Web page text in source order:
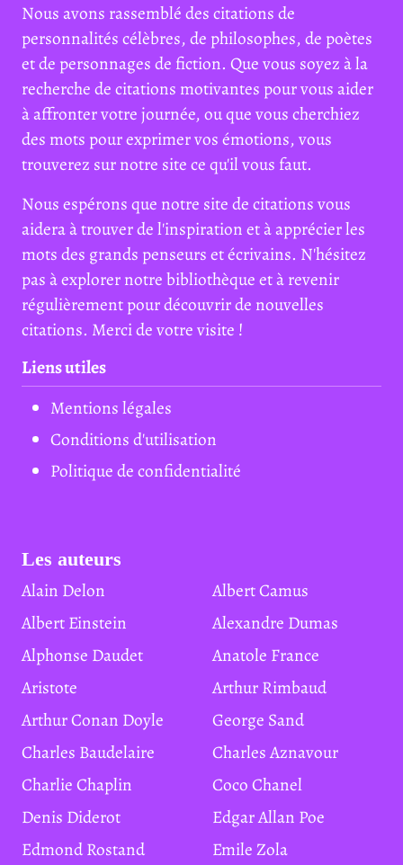
Nous avons rassemblé des citations de
personnalités célèbres, de philosophes, de poètes
et de personnages de fiction. Que vous soyez à la
recherche de citations motivantes pour vous aider
à affronter votre journée, ou que vous cherchiez
des mots pour exprimer vos émotions, vous
trouverez sur notre site ce qu'il vous faut.
Nous espérons que notre site de citations vous
aidera à trouver de l'inspiration et à apprécier les
mots des grands penseurs et écrivains. N'hésitez
pas à explorer notre bibliothèque et à revenir
régulièrement pour découvrir de nouvelles
citations. Merci de votre visite !
Liens utiles
Mentions légales
Conditions d'utilisation
Politique de confidentialité
Les auteurs
Alain Delon
Albert Camus
Albert Einstein
Alexandre Dumas
Alphonse Daudet
Anatole France
Aristote
Arthur Rimbaud
Arthur Conan Doyle
George Sand
Charles Baudelaire
Charles Aznavour
Charlie Chaplin
Coco Chanel
Denis Diderot
Edgar Allan Poe
Edmond Rostand
Emile Zola